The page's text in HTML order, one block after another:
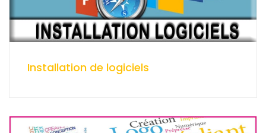
Installation de logiciels